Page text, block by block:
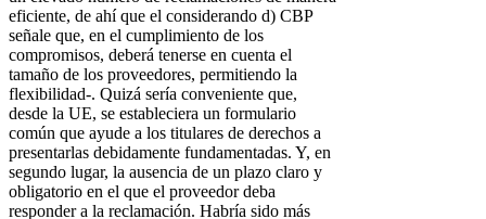
eficiente, de ahí que el considerando d) CBP
señale que, en el cumplimiento de los
compromisos, deberá tenerse en cuenta el
tamaño de los proveedores, permitiendo la
flexibilidad-. Quizá sería conveniente que,
desde la UE, se estableciera un formulario
común que ayude a los titulares de derechos a
presentarlas debidamente fundamentadas. Y, en
segundo lugar, la ausencia de un plazo claro y
obligatorio en el que el proveedor deba
responder a la reclamación. Habría sido más